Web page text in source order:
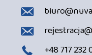
+48 717 232